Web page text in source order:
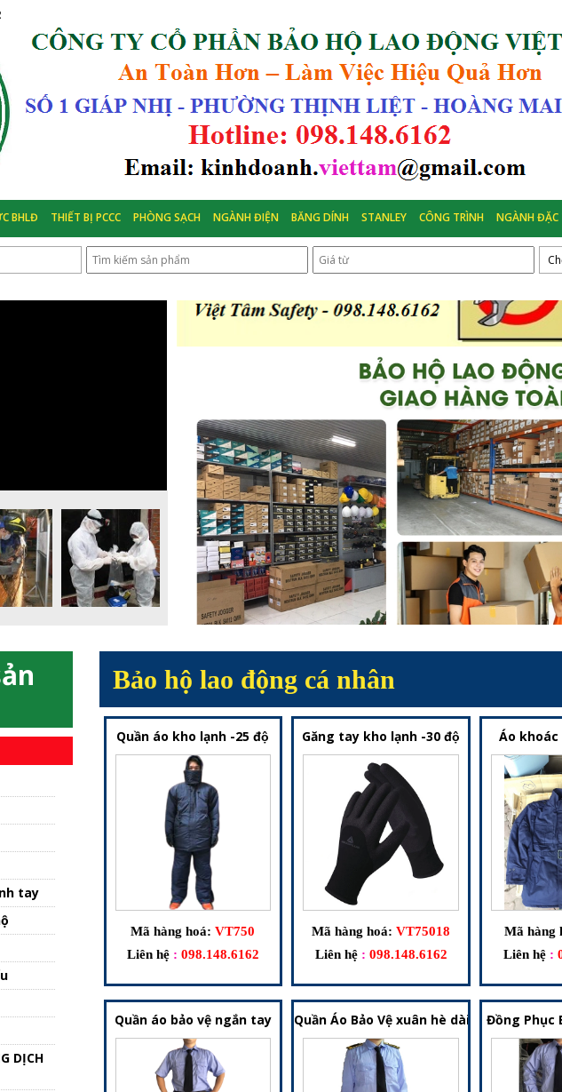
BHLĐ THIẾT BỊ PCCC PHÒNG SẠCH NGÀNH ĐIỆN BĂNG DÍNH STANLEY CÔNG TRÌNH NGÀNH ĐẶC
Bảo hộ lao động cá nhân
Quần áo kho lạnh -25 độ
Mã hàng hoá: VT750
Liên hệ : 098.148.6162
Găng tay kho lạnh -30 độ
Mã hàng hoá: VT75018
Liên hệ : 098.148.6162
Áo khoác
Mã hàng
Liên hệ :
Quần áo bảo vệ ngắn tay Quần Áo Bảo Vệ xuân hè dài tayĐồng Phục
tay
DỊCH